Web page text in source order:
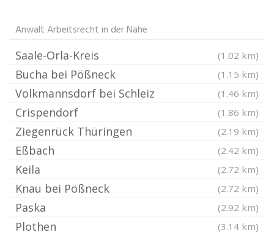
Anwalt Arbeitsrecht in der Nähe
Saale-Orla-Kreis (1.02 km)
Bucha bei Pößneck (1.15 km)
Volkmannsdorf bei Schleiz (1.46 km)
Crispendorf (1.86 km)
Ziegenrück Thüringen (2.19 km)
Eßbach (2.42 km)
Keila (2.72 km)
Knau bei Pößneck (2.72 km)
Paska (2.92 km)
Plothen (3.14 km)